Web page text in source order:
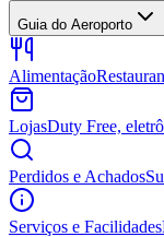
Guia do Aeroporto
Alimentação
LojasDuty Free,
Perdidos e Achados
Serviços e Facilidades